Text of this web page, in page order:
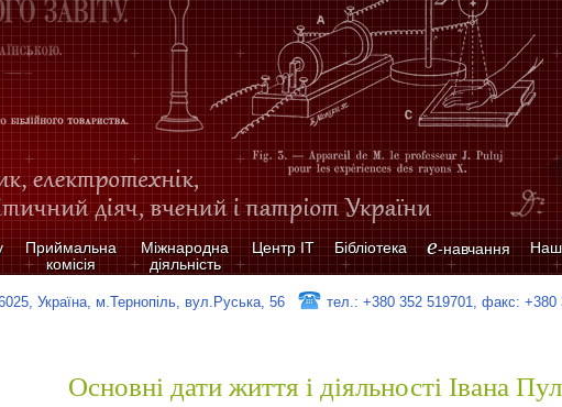
Приймальна
комісія
Міжнародна
діяльність
Центр ІТ Бібліотека e-навчання
Україна, м.Тернопіль, вул.Руська, 56 тел.: +380 352 519701, факс: +380
Основні дати життя і діяльності Івана